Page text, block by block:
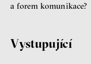
a forem komunikace?
Vystupující